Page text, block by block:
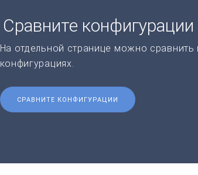
Сравните
На отдельной странице можно
конфигурациях.
СРАВНИТЕ КОНФИГУРАЦИИ